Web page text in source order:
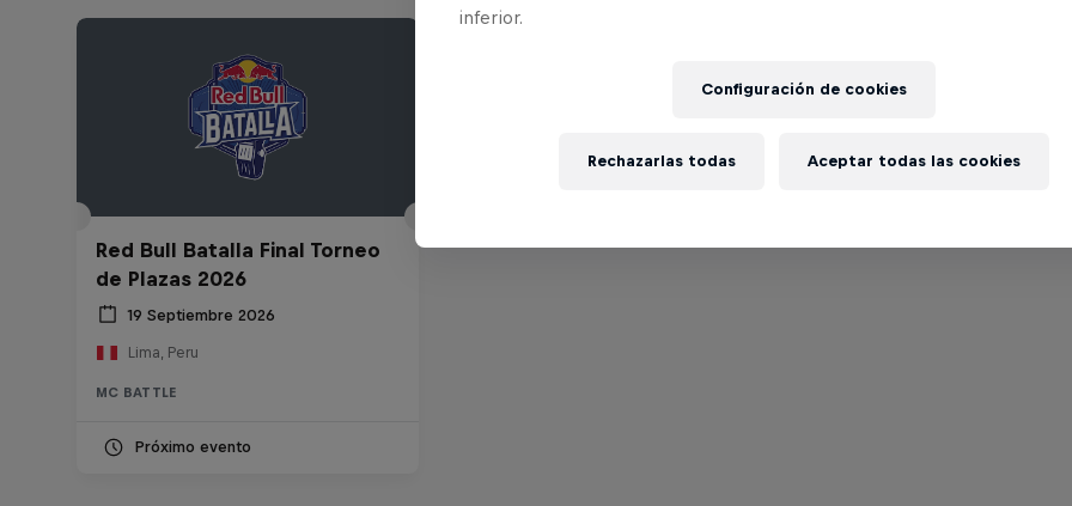
Red Bull Batalla Final Torneo
de Plazas 2026
19 Septiembre 2026
Lima, Peru
MC BATTLE
Próximo evento
inferior.
Configuración de cookies
Rechazarlas todas Aceptar todas las cookies